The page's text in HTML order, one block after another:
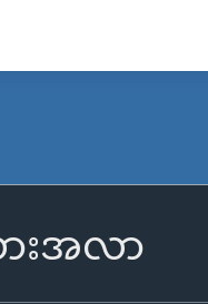
းအလာ